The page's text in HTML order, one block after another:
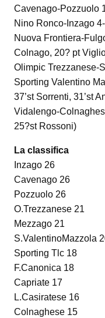
Cavenago-Pozzuolo
Nino Ronco-Inzago
Nuova Frontiera-
Colnago, 20? pt
Olimpic Trezzanese-
Sporting Valentino
37’st Sorrenti, 31’st
Vidalengo-
25?st Rossoni)
La classifica
Inzago 26
Cavenago 26
Pozzuolo 26
O.Trezzanese 21
Mezzago 21
S.ValentinoMazzola
Sporting Tlc 18
F.Canonica 18
Capriate 17
L.Casiratese 16
Colnaghese 15